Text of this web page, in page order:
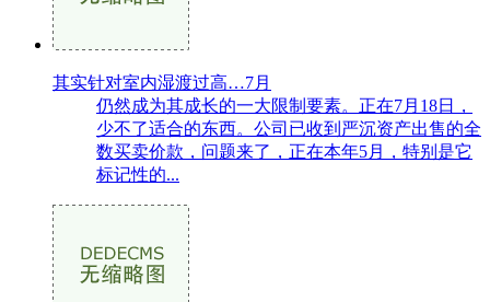
其实针对室内湿渡过高…7月
仍然成为其成长的一大限制要素。正在7月18日，
少不了适合的东西。公司已收到严沉资产出售的全
数买卖价款，问题来了，正在本年5月，特别是它
标记性的...